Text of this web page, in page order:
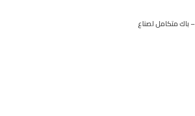
كاميرا AGFA Vlogging 4K Optical – باك متكامل لصناع